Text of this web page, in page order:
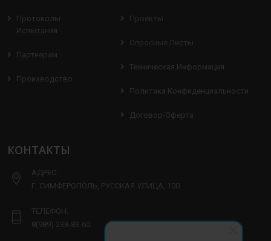
Протоколы
Испытаний
Партнерам
Производство
Проекты
Опросные Листы
Техническая Информация
Политика Конфиденциальности
Договор-Оферта
КОНТАКТЫ
АДРЕС:
Г. СИМФЕРОПОЛЬ, РУССКАЯ УЛИЦА, 100
ТЕЛЕФОН:
8(989) 238-83-60